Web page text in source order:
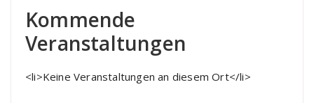
Kommende
Veranstaltungen
<li>Keine Veranstaltungen an diesem Ort</li>